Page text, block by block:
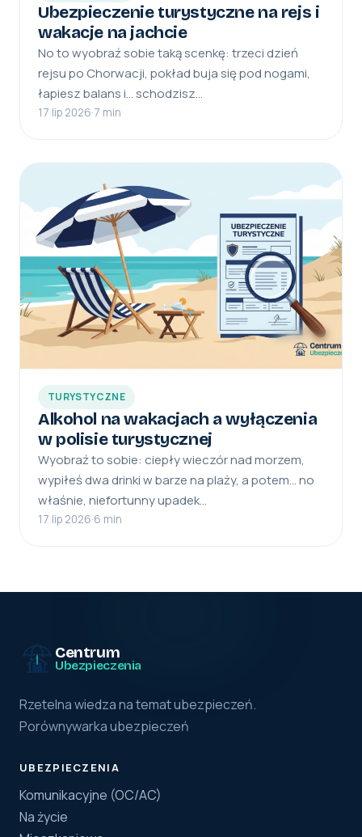
Ubezpieczenie turystyczne na rejs i
wakacje na jachcie
No to wyobraź sobie taką scenkę: trzeci dzień
rejsu po Chorwacji, pokład buja się pod nogami,
łapiesz balans i… schodzisz…
17 lip 2026·7 min
TURYSTYCZNE
Alkohol na wakacjach a wyłączenia
w polisie turystycznej
Wyobraź to sobie: ciepły wieczór nad morzem,
wypiłeś dwa drinki w barze na plaży, a potem… no
właśnie, niefortunny upadek…
17 lip 2026·6 min
Centrum
Ubezpieczenia
Rzetelna wiedza na temat ubezpieczeń.
Porównywarka ubezpieczeń
UBEZPIECZENIA
Komunikacyjne (OC/AC)
Na życie